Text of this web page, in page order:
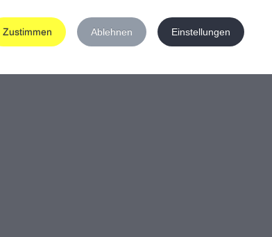
Zustimmen Ablehnen Einstellungen